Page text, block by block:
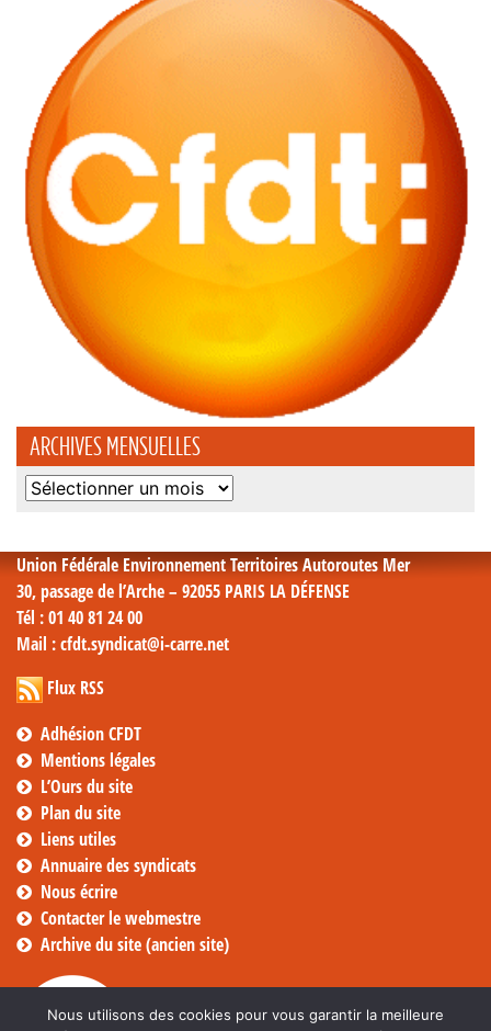
ARCHIVES MENSUELLES
Archives
Union Fédérale Environnement Territoires Autoroutes Mer
30, passage de l’Arche – 92055 PARIS LA DÉFENSE
Tél : 01 40 81 24 00
Mail : cfdt.syndicat@i-carre.net
Flux RSS
Adhésion CFDT
Mentions légales
L’Ours du site
Plan du site
Liens utiles
Annuaire des syndicats
Nous écrire
Contacter le webmestre
Archive du site (ancien site)
Nous utilisons des cookies pour vous garantir la meilleure